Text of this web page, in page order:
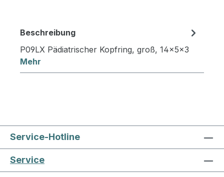
Beschreibung
P09LX Pädiatrischer Kopfring, groß, 14×5×3
Mehr
Service-Hotline
Service